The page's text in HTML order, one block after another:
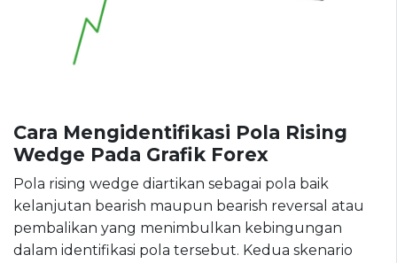
Cara Mengidentifikasi Pola Rising
Wedge Pada Grafik Forex
Pola rising wedge diartikan sebagai pola baik
kelanjutan bearish maupun bearish reversal atau
pembalikan yang menimbulkan kebingungan
dalam identifikasi pola tersebut. Kedua skenario